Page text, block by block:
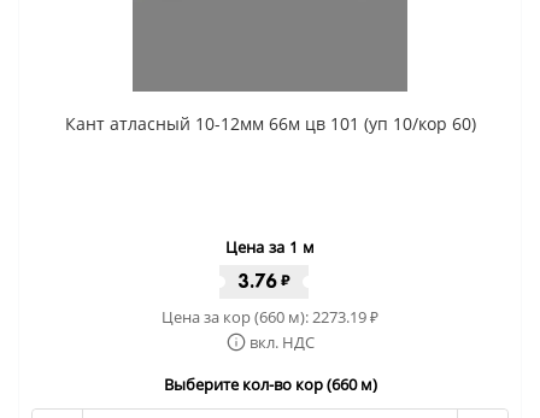
Кант атласный 10-12мм 66м цв 101 (уп 10/кор 60)
Цена за 1 м
3.76₽
Цена за кор (660 м): 2273.19₽
вкл. НДС
Выберите кол-во кор (660 м)